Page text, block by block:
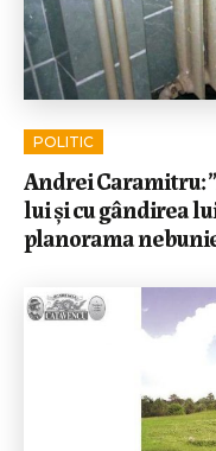
POLITIC
Andrei Caramitru:
lui și cu gândirea
planorama